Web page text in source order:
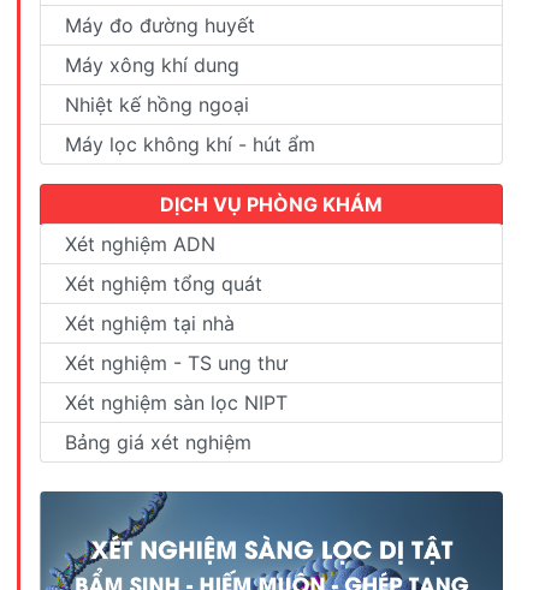
Máy đo đường huyết
Máy xông khí dung
Nhiệt kế hồng ngoại
Máy lọc không khí - hút ẩm
DỊCH VỤ PHÒNG KHÁM
Xét nghiệm ADN
Xét nghiệm tổng quát
Xét nghiệm tại nhà
Xét nghiệm - TS ung thư
Xét nghiệm sàn lọc NIPT
Bảng giá xét nghiệm